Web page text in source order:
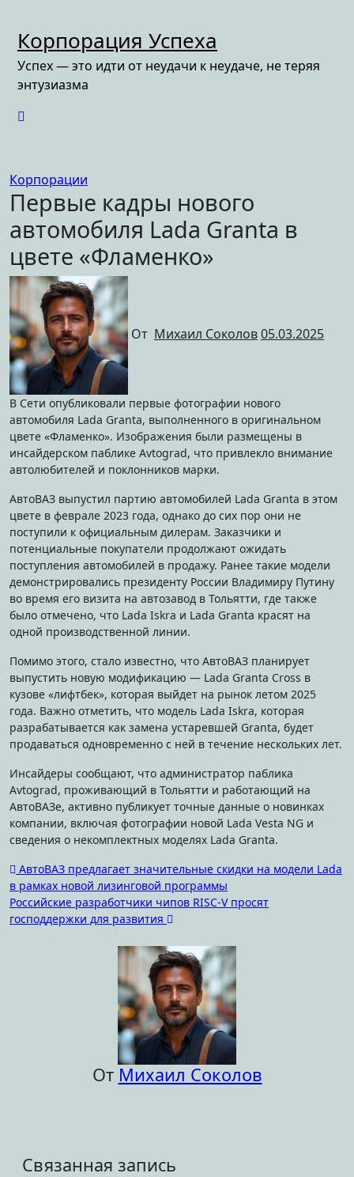
содержимому
Корпорация Успеха
Успех — это идти от неудачи к неудаче, не теряя
энтузиазма
Корпорации
Первые кадры нового
автомобиля Lada Granta в
цвете «Фламенко»
От Михаил Соколов05.03.2025
В Сети опубликовали первые фотографии нового
автомобиля Lada Granta, выполненного в оригинальном
цвете «Фламенко». Изображения были размещены в
инсайдерском паблике Avtograd, что привлекло внимание
автолюбителей и поклонников марки.
АвтоВАЗ выпустил партию автомобилей Lada Granta в этом
цвете в феврале 2023 года, однако до сих пор они не
поступили к официальным дилерам. Заказчики и
потенциальные покупатели продолжают ожидать
поступления автомобилей в продажу. Ранее такие модели
демонстрировались президенту России Владимиру Путину
во время его визита на автозавод в Тольятти, где также
было отмечено, что Lada Iskra и Lada Granta красят на
одной производственной линии.
Помимо этого, стало известно, что АвтоВАЗ планирует
выпустить новую модификацию — Lada Granta Cross в
кузове «лифтбек», которая выйдет на рынок летом 2025
года. Важно отметить, что модель Lada Iskra, которая
разрабатывается как замена устаревшей Granta, будет
продаваться одновременно с ней в течение нескольких лет.
Инсайдеры сообщают, что администратор паблика
Avtograd, проживающий в Тольятти и работающий на
АвтоВАЗе, активно публикует точные данные о новинках
компании, включая фотографии новой Lada Vesta NG и
сведения о некомплектных моделях Lada Granta.
Навигация
по
записям
АвтоВАЗ предлагает значительные скидки на модели Lada
в рамках новой лизинговой программы
Российские разработчики чипов RISC-V просят
господдержки для развития
От Михаил Соколов
Связанная запись